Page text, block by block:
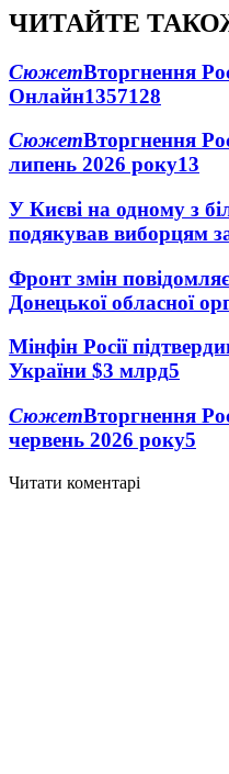
ЧИТАЙТЕ
СюжетВторгнення
Онлайн1357128
СюжетВторгнення
липень 2026 року13
У Києві на одному з
подякував виборцям
Фронт змін
Донецької обласної
Мінфін Росії
України $3 млрд5
СюжетВторгнення
червень 2026 року5
Читати коментарі